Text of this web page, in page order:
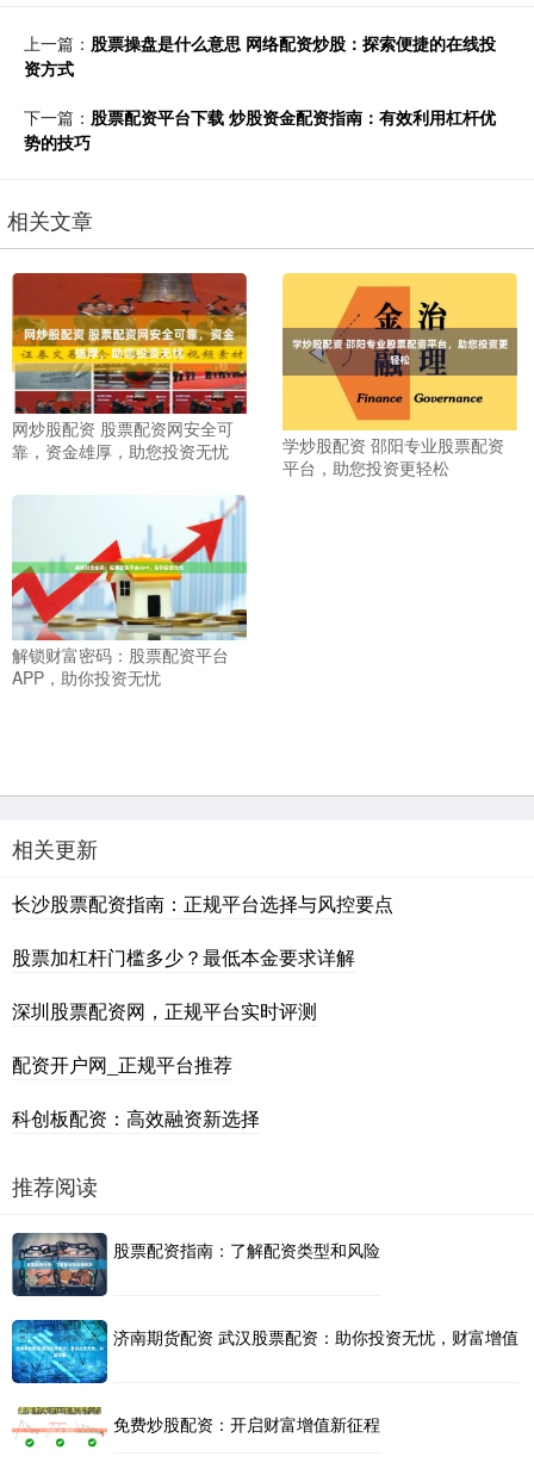
上一篇： 股票操盘是什么意思 网络配资炒股：探索便捷的在线投
资方式
下一篇： 股票配资平台下载 炒股资金配资指南：有效利用杠杆优
势的技巧
相关文章
网炒股配资 股票配资网安全可
靠，资金雄厚，助您投资无忧
学炒股配资 邵阳专业股票配资
平台，助您投资更轻松
解锁财富密码：股票配资平台
APP，助你投资无忧
相关更新
长沙股票配资指南：正规平台选择与风控要点
股票加杠杆门槛多少？最低本金要求详解
深圳股票配资网，正规平台实时评测
配资开户网_正规平台推荐
科创板配资：高效融资新选择
推荐阅读
股票配资指南：了解配资类型和风险
济南期货配资 武汉股票配资：助你投资无忧，财富增值
免费炒股配资：开启财富增值新征程